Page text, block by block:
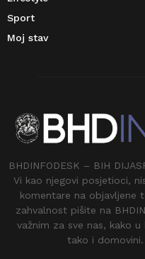
Sport
Moj stav
BHDINFODESK – BIH
Vi kao njegovi posjetioci,
komentare na objavljene
zahvalnost pišite na
važnim za sve nas, kako
tako i domovini.